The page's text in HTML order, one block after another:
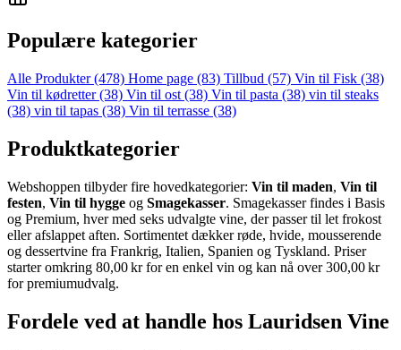
Populære kategorier
Alle Produkter(478) Home page (83) Tillbud (57) Vin til Fisk (38)
Vin til kødretter(38) Vin til ost (38) Vin til pasta (38) vin til steaks
(38) vin til tapas (38) Vin til terrasse (38)
Produktkategorier
Webshoppen tilbyder fire hovedkategorier: Vin til maden, Vin til
festen, Vin til hygge og Smagekasser. Smagekasser findes i Basis
og Premium, hver med seks udvalgte vine, der passer til let frokost
eller afslappet aften. Sortimentet dækker røde, hvide, mousserende
og dessertvine fra Frankrig, Italien, Spanien og Tyskland. Priser
starter omkring 80,00 kr for en enkel vin og kan nå over 300,00 kr
for premiumudvalg.
Fordele ved at handle hos Lauridsen Vine